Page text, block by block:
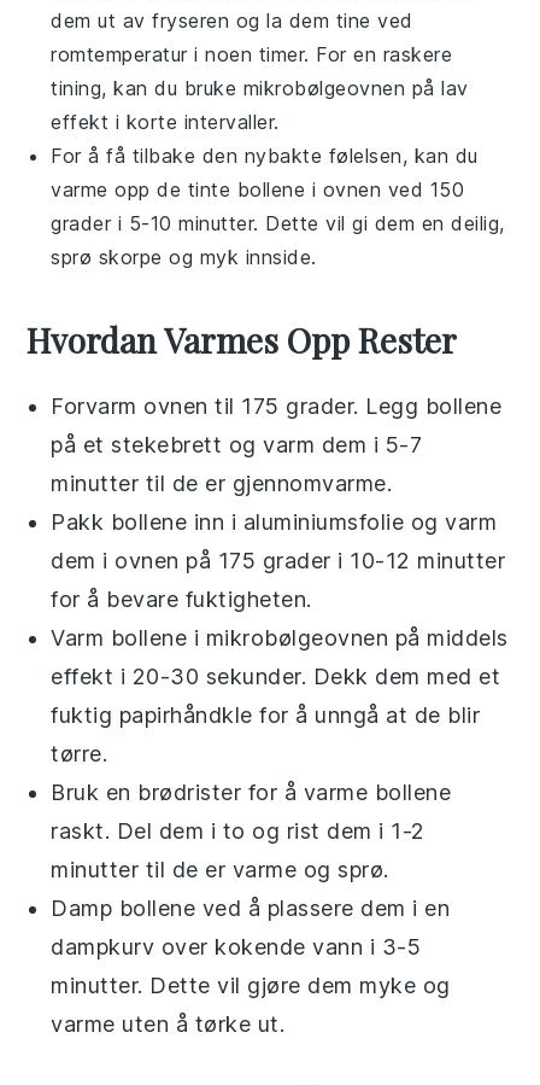
dem ut av fryseren og la dem tine ved
romtemperatur i noen timer. For en raskere
tining, kan du bruke mikrobølgeovnen på lav
effekt i korte intervaller.
For å få tilbake den nybakte følelsen, kan du
varme opp de tinte bollene i ovnen ved 150
grader i 5-10 minutter. Dette vil gi dem en deilig,
sprø skorpe og myk innside.
Hvordan Varmes Opp Rester
Forvarm ovnen til 175 grader. Legg bollene
på et stekebrett og varm dem i 5-7
minutter til de er gjennomvarme.
Pakk bollene inn i aluminiumsfolie og varm
dem i ovnen på 175 grader i 10-12 minutter
for å bevare fuktigheten.
Varm bollene i mikrobølgeovnen på middels
effekt i 20-30 sekunder. Dekk dem med et
fuktig papirhåndkle for å unngå at de blir
tørre.
Bruk en brødrister for å varme bollene
raskt. Del dem i to og rist dem i 1-2
minutter til de er varme og sprø.
Damp bollene ved å plassere dem i en
dampkurv over kokende vann i 3-5
minutter. Dette vil gjøre dem myke og
varme uten å tørke ut.